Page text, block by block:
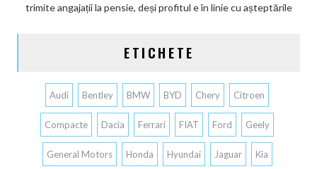
trimite angajații la pensie, deși profitul e în linie cu așteptările
ETICHETE
Audi Bentley BMW BYD Chery Citroen
Compacte Dacia Ferrari FIAT Ford Geely
General Motors Honda Hyundai Jaguar Kia